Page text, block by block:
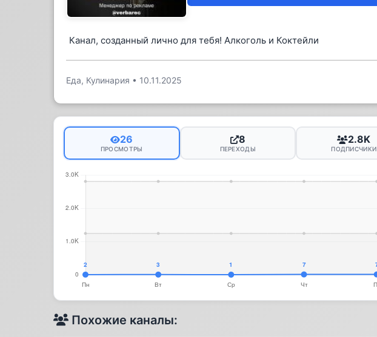
Канал, созданный лично для тебя! Алкоголь и Коктейли
Еда, Кулинария • 10.11.2025
26
ПРОСМОТРЫ
8
ПЕРЕХОДЫ
2.8K
ПОДПИСЧИКИ
Похожие каналы: